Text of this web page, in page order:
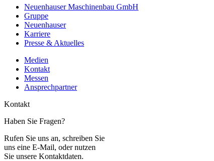
Neuenhauser Maschinenbau GmbH
Gruppe
Neuenhauser
Karriere
Presse & Aktuelles
Medien
Kontakt
Messen
Ansprechpartner
Kontakt
Haben Sie Fragen?
Rufen Sie uns an, schreiben Sie
uns eine E-Mail, oder nutzen
Sie unsere Kontaktdaten.